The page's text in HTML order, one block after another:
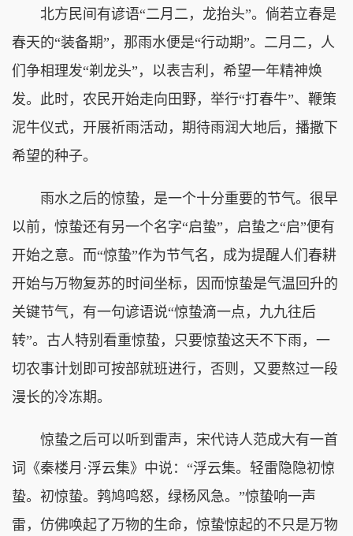
北方民间有谚语“二月二，龙抬头”。倘若立春是
春天的“装备期”，那雨水便是“行动期”。二月二，人
们争相理发“剃龙头”，以表吉利，希望一年精神焕
发。此时，农民开始走向田野，举行“打春牛”、鞭策
泥牛仪式，开展祈雨活动，期待雨润大地后，播撒下
希望的种子。
雨水之后的惊蛰，是一个十分重要的节气。很早
以前，惊蛰还有另一个名字“启蛰”，启蛰之“启”便有
开始之意。而“惊蛰”作为节气名，成为提醒人们春耕
开始与万物复苏的时间坐标，因而惊蛰是气温回升的
关键节气，有一句谚语说“惊蛰滴一点，九九往后
转”。古人特别看重惊蛰，只要惊蛰这天不下雨，一
切农事计划即可按部就班进行，否则，又要熬过一段
漫长的冷冻期。
惊蛰之后可以听到雷声，宋代诗人范成大有一首
词《秦楼月·浮云集》中说：“浮云集。轻雷隐隐初惊
蛰。初惊蛰。鹁鸠鸣怒，绿杨风急。”惊蛰响一声
雷，仿佛唤起了万物的生命，惊蛰惊起的不只是万物